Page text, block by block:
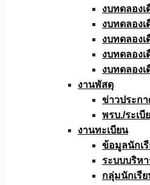
งบทดลอง
งบทดลอง
งบทดลองเ
งบทดลอง
งบทดลอง
งานพัสดุ
ข่าวประก
พรบ./ระเบี
งานทะเบียน
ข้อมูลนักเ
ระบบบริห
กลุ่มนักเรี